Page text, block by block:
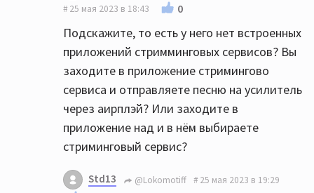
25 мая 2023 в 18:43
0
Подскажите, то есть у него нет встроенных
приложений стримминговых сервисов? Вы
заходите в приложение стримингово
сервиса и отправляете песню на усилитель
через аирплэй? Или заходите в
приложение над и в нём выбираете
стриминговый сервис?
Std13 @Lokomotiff 25 мая 2023 в 19:29